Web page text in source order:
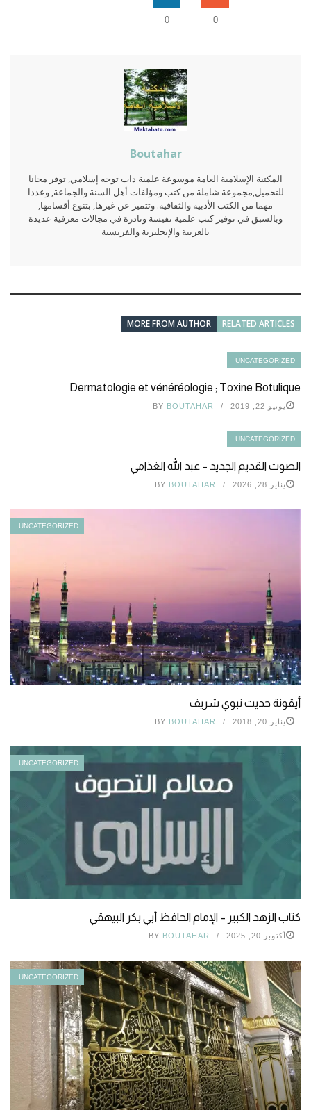
0
0
Boutahar
المكتبة الإسلامية العامة موسوعة علمية ذات توجه إسلامي, توفر مجانا
للتحميل,مجموعة شاملة من كتب ومؤلفات أهل السنة والجماعة, وعددا
مهما من الكتب الأدبية والثقافية. وتتميز عن غيرها, بتنوع أقسامها,
وبالسبق في توفير كتب علمية نفيسة ونادرة في مجالات معرفية عديدة
بالعربية والإنجليزية والفرنسية
RELATED ARTICLES
MORE FROM AUTHOR
UNCATEGORIZED
Dermatologie et vénéréologie ; Toxine Botulique
يونيو 22, 2019 BY BOUTAHAR
UNCATEGORIZED
الصوت القديم الجديد – عبد الله الغذامي
يناير 28, 2026 BY BOUTAHAR
UNCATEGORIZED
أيقونة حديث نبوي شريف
يناير 20, 2018 BY BOUTAHAR
UNCATEGORIZED
كتاب الزهد الكبير – الإمام الحافظ أبي بكر البيهقي
أكتوبر 20, 2025 BY BOUTAHAR
UNCATEGORIZED